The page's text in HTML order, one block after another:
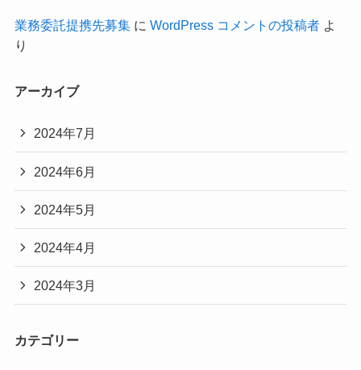
業務委託提携先募集に WordPress コメントの投稿者よ
り
アーカイブ
2024年7月
2024年6月
2024年5月
2024年4月
2024年3月
カテゴリー